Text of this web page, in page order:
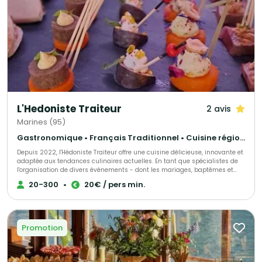
L'Hedoniste Traiteur 2 avis
Marines (95)
Gastronomique • Français Traditionnel • Cuisine régionale
Depuis 2022, l'Hédoniste Traiteur offre une cuisine délicieuse, innovante et
adaptée aux tendances culinaires actuelles. En tant que spécialistes de
l'organisation de divers événements - dont les mariages, baptêmes et
séminaires - nous proposons également des services personnalisés pour
répondre à toutes demandes spécifiques. Faisant preuve d'un grand souci
Notre équipe de professionnels dévoués est toujours prête à répondre aux
besoins de nos clients. En bref, l'Hédoniste Traiteur se consacre à fournir
une expérience culinaire exceptionnelle, riche en saveurs, dont nos clients
se souviendront.
20-300 • 20€ / pers min.
Promotion